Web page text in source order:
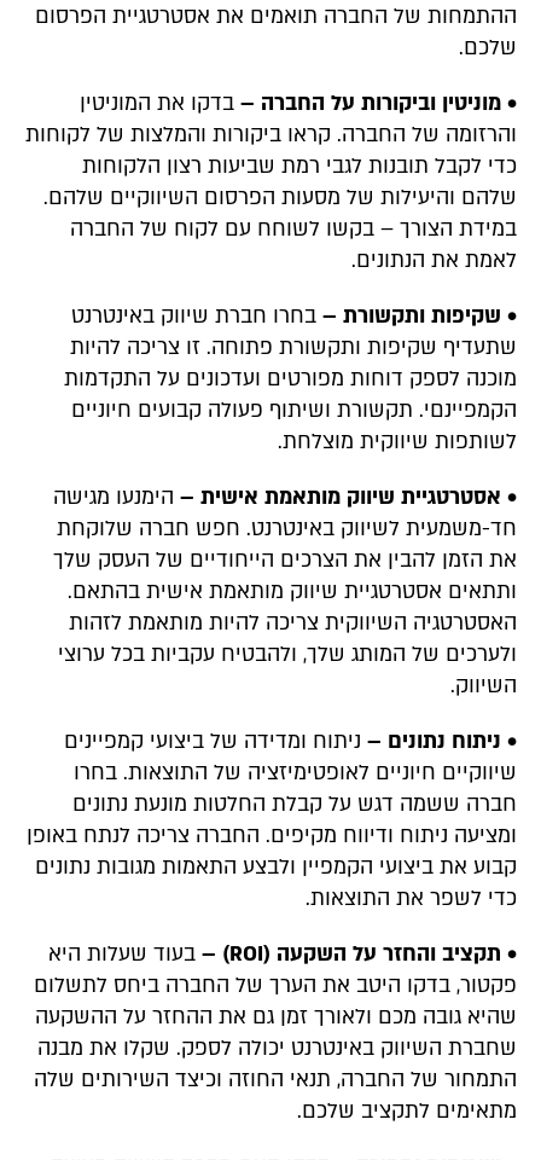
ההתמחות של החברה תואמים את אסטרטגיית הפרסום
שלכם.
• מוניטין וביקורות על החברה – בדקו את המוניטין
והרזומה של החברה. קראו ביקורות והמלצות של לקוחות
כדי לקבל תובנות לגבי רמת שביעות רצון הלקוחות
שלהם והיעילות של מסעות הפרסום השיווקיים שלהם.
במידת הצורך – בקשו לשוחח עם לקוח של החברה
לאמת את הנתונים.
• שקיפות ותקשורת – בחרו חברת שיווק באינטרנט
שתעדיף שקיפות ותקשורת פתוחה. זו צריכה להיות
מוכנה לספק דוחות מפורטים ועדכונים על התקדמות
הקמפיינםי. תקשורת ושיתוף פעולה קבועים חיוניים
לשותפות שיווקית מוצלחת.
• אסטרטגיית שיווק מותאמת אישית – הימנעו מגישה
חד-משמעית לשיווק באינטרנט. חפש חברה שלוקחת
את הזמן להבין את הצרכים הייחודיים של העסק שלך
ותתאים אסטרטגיית שיווק מותאמת אישית בהתאם.
האסטרטגיה השיווקית צריכה להיות מותאמת לזהות
ולערכים של המותג שלך, ולהבטיח עקביות בכל ערוצי
השיווק.
• ניתוח נתונים – ניתוח ומדידה של ביצועי קמפיינים
שיווקיים חיוניים לאופטימיזציה של התוצאות. בחרו
חברה ששמה דגש על קבלת החלטות מונעת נתונים
ומציעה ניתוח ודיווח מקיפים. החברה צריכה לנתח באופן
קבוע את ביצועי הקמפיין ולבצע התאמות מגובות נתונים
כדי לשפר את התוצאות.
• תקציב והחזר על השקעה (ROI) –
בעוד שעלות היא
פקטור, בדקו היטב את הערך של החברה ביחס לתשלום
שהיא גובה מכם ולאורך זמן גם את ההחזר על ההשקעה
שחברת השיווק באינטרנט יכולה לספק. שקלו את מבנה
התמחור של החברה, תנאי החוזה וכיצד השירותים שלה
מתאימים לתקציב שלכם.